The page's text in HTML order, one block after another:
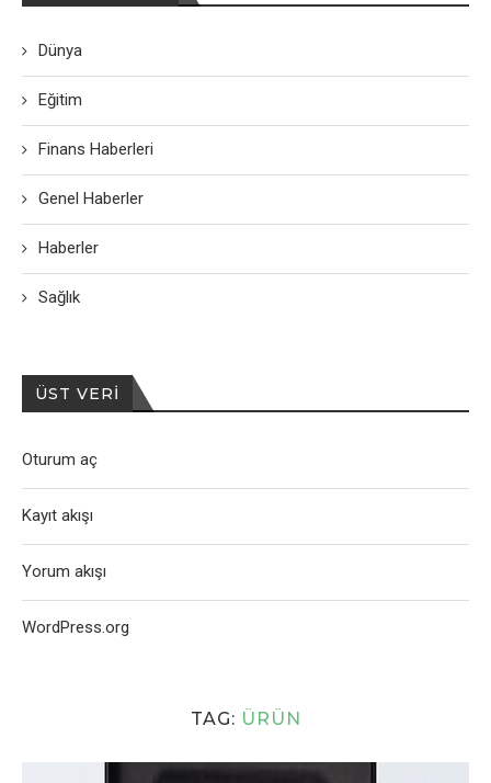
TAG: ÜRÜN
Dünya
Eğitim
Finans Haberleri
Genel Haberler
Haberler
Sağlık
ÜST VERI
Oturum aç
Kayıt akışı
Yorum akışı
WordPress.org